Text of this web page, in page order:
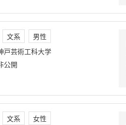
文系
男性
戸芸術工科大学
公開
文系
女性